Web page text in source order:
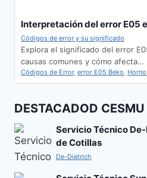
Interpretación del error E05
Códigos de error y su significado
Explora el significado del error
causas comunes y cómo afecta…
Códigos de Error, error E05 Beko,
DESTACADOD CESMU
Servicio Técnico
de Cotillas
De-Dietrich